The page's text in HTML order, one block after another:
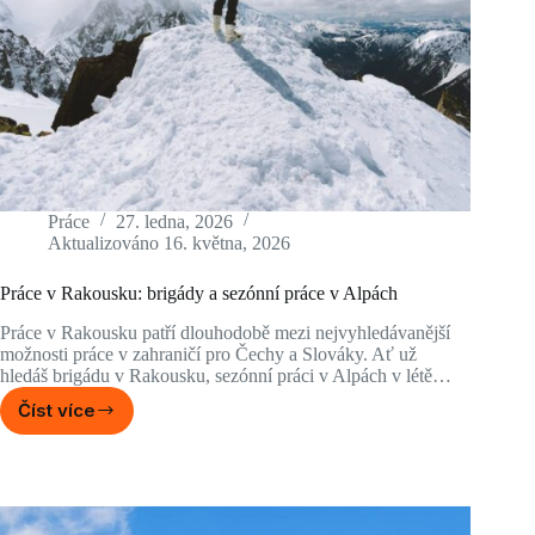
Práce
27. ledna, 2026
Aktualizováno 16. května, 2026
Práce v Rakousku: brigády a sezónní práce v Alpách
Práce v Rakousku patří dlouhodobě mezi nejvyhledávanější
možnosti práce v zahraničí pro Čechy a Slováky. Ať už
hledáš brigádu v Rakousku, sezónní práci v Alpách v létě…
Číst více
Práce
v
a